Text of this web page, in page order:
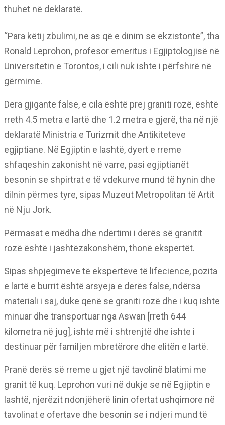
thuhet në deklaratë.
“Para këtij zbulimi, ne as që e dinim se ekzistonte”, tha
Ronald Leprohon, profesor emeritus i Egjiptologjisë në
Universitetin e Torontos, i cili nuk ishte i përfshirë në
gërmime.
Dera gjigante false, e cila është prej graniti rozë, është
rreth 4.5 metra e lartë dhe 1.2 metra e gjerë, tha në një
deklaratë Ministria e Turizmit dhe Antikiteteve
egjiptiane. Në Egjiptin e lashtë, dyert e rreme
shfaqeshin zakonisht në varre, pasi egjiptianët
besonin se shpirtrat e të vdekurve mund të hynin dhe
dilnin përmes tyre, sipas Muzeut Metropolitan të Artit
në Nju Jork.
Përmasat e mëdha dhe ndërtimi i derës së granitit
rozë është i jashtëzakonshëm, thonë ekspertët.
Sipas shpjegimeve të ekspertëve të lifecience, pozita
e lartë e burrit është arsyeja e derës false, ndërsa
materiali i saj, duke qenë se graniti rozë dhe i kuq ishte
minuar dhe transportuar nga Aswan [rreth 644
kilometra në jug], ishte më i shtrenjtë dhe ishte i
destinuar për familjen mbretërore dhe elitën e lartë.
Pranë derës së rreme u gjet një tavolinë blatimi me
granit të kuq. Leprohon vuri në dukje se në Egjiptin e
lashtë, njerëzit ndonjëherë linin ofertat ushqimore në
tavolinat e ofertave dhe besonin se i ndjeri mund të